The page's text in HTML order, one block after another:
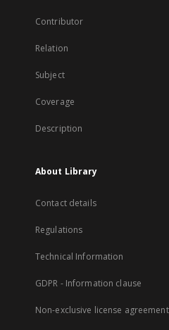
Contributor
Relation
Subject
Coverage
Description
About Library
Contact details
Regulations
Technical Information
GDPR - Information clause
Non-exclusive license